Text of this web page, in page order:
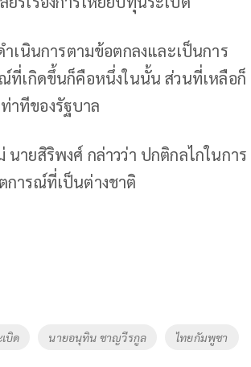
เนินการตามข้อตกลงและเป็นการ
ที่เกิดขึ้นก็คือหนึ่งในนั้น ส่วนที่เหลือก็
าทีของรัฐบาล
ายสิริพงศ์ กล่าวว่า ปกติกลไกในการ
การณ์ที่เป็นต่างชาติ
บิด นายอนุทิน ชาญวีรกูล ไทยกัมพูชา